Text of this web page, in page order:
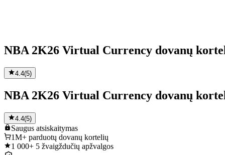
NBA 2K26 Virtual Currency dovanų
4.4(5)
NBA 2K26 Virtual Currency dovanų
4.4(5)
Saugus atsiskaitymas
1M+ parduotų dovanų kortelių
1 000+ 5 žvaigždučių apžvalgos